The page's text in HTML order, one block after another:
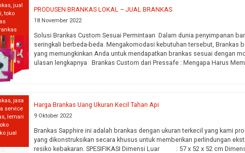
,jual
,toko
PRODUSEN BRANKAS LOKAL – JUAL BRANKAS
18 November 2022
Solusi Brankas Custom Sesuai Permintaan Dalam dunia penyimpanan
seringkali berbeda-beda. Mengakomodasi kebutuhan tersebut, Brankas
yang memungkinkan Anda untuk mendapatkan brankas sesuai dengan
ulasan lengkapnya Brankas Custom dari Pressafe : Mengapa Harus
,jasa
service
, lemari
jual
Harga Brankas Uang Ukuran Kecil Tahan Api
9 Oktober 2022
Brankas Sapphire ini adalah brankas dengan ukuran terkecil yang kami
yang dikonstruksikan secara khusus untuk memberikan perlindungan
resiko kebakaran. SPESIFIKASI Dimensi Luar : 57 x 52 x 52 cm